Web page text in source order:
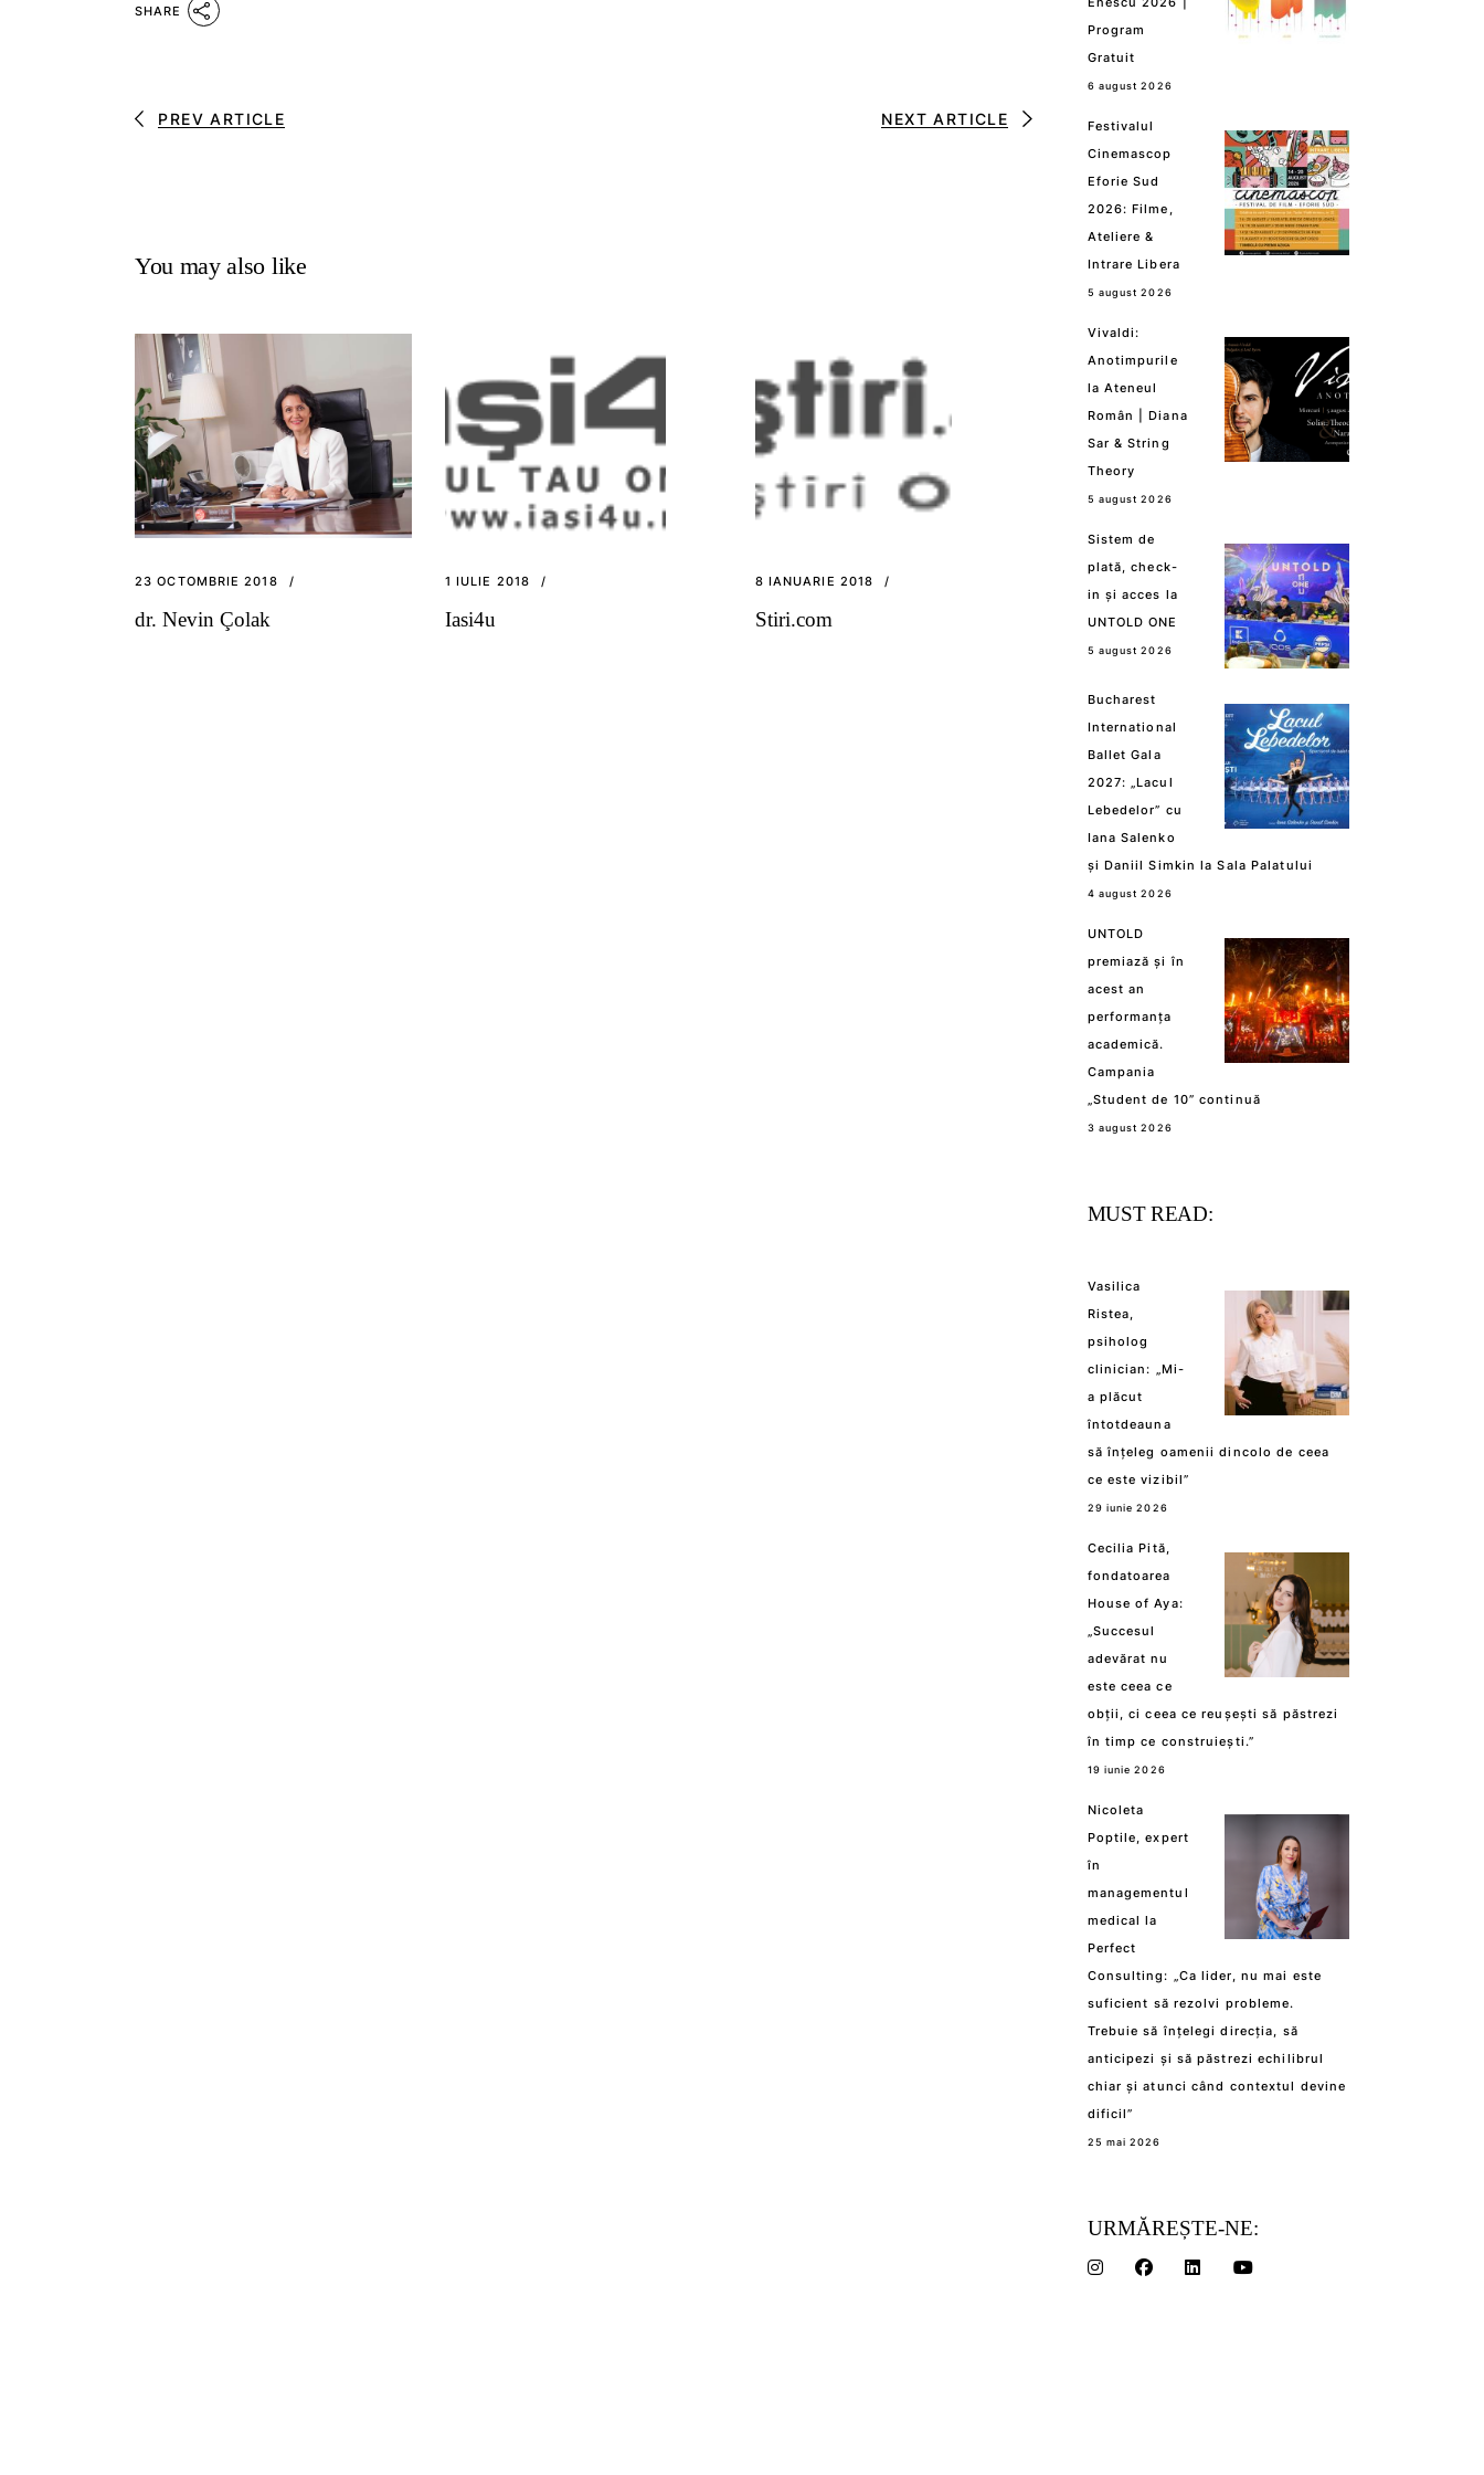
SHARE
PREV ARTICLE NEXT ARTICLE
You may also like
23 OCTOMBRIE 2018
dr. Nevin Çolak
1 IULIE 2018
Iasi4u
8 IANUARIE 2018
Stiri.com
Program
Gratuit
6 august 2026
Festivalul
Cinemascop
Eforie Sud
2026: Filme,
Ateliere &
Intrare Libera
5 august 2026
Vivaldi:
Anotimpurile
la Ateneul
Român | Diana
Sar & String
Theory
5 august 2026
Sistem de
plată, check-
in și acces la
UNTOLD ONE
5 august 2026
Bucharest
International
Ballet Gala
2027: „Lacul
Lebedelor” cu
Iana Salenko
și Daniil Simkin la Sala Palatului
4 august 2026
UNTOLD
premiază și în
acest an
performanța
academică.
Campania
„Student de 10” continuă
3 august 2026
MUST READ:
Vasilica
Ristea,
psiholog
clinician: „Mi-
a plăcut
întotdeauna
să înțeleg oamenii dincolo de ceea
ce este vizibil”
29 iunie 2026
Cecilia Pită,
fondatoarea
House of Aya:
„Succesul
adevărat nu
este ceea ce
obții, ci ceea ce reușești să păstrezi
în timp ce construiești.”
19 iunie 2026
Nicoleta
Poptile, expert
în
managementul
medical la
Perfect
Consulting: „Ca lider, nu mai este
suficient să rezolvi probleme.
Trebuie să înțelegi direcția, să
anticipezi și să păstrezi echilibrul
chiar și atunci când contextul devine
dificil”
25 mai 2026
URMĂREȘTE-NE: